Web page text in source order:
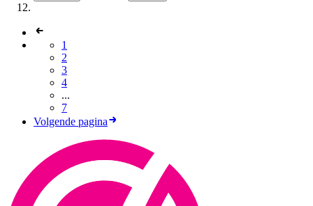
1
2
3
4
...
7
Volgende pagina